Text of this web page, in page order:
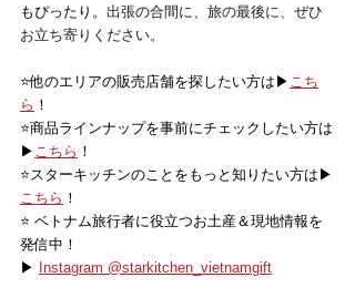
もぴったり。 出張の合間に、旅の最後に、ぜひ
お立ち寄りください。
⭐️他のエリアの販売店舗を探したい方は▶ こち
ら ！
⭐️商品ラインナップを事前にチェックしたい方は
▶ こちら ！
⭐️スターキッチンのことをもっと知りたい方は▶
こちら ！
⭐️ ベトナム旅行者に役立つお土産＆現地情報を
発信中！
▶
Instagram @starkitchen_vietnamgift